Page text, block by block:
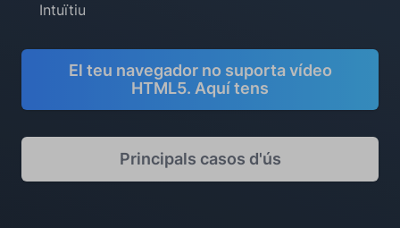
Intuïtiu
El teu navegador no suporta vídeo
HTML5. Aquí tens
Principals casos d'ús